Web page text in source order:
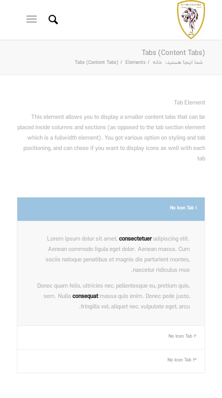
Tabs (Content Tabs)
شما اینجا هستید: خانه /
Elements
/
Tabs (Content Tabs)
Tab Element
This element allows you to display a smaller content tabs that can be
placed inside columns and sections (as opposed to the tab section element
which is a fullwidth element). You got various option on styling and tab
positioning, and can chose if you want to display icons as well with each
tab
No Icon Tab 1
Lorem ipsum dolor sit amet,consectetueradipiscing elit.
Aenean commodo ligula eget dolor. Aenean massa. Cum
sociis natoque penatibus et magnis dis parturient montes,
nascetur ridiculus mus.
Donec quam felis, ultricies nec, pellentesque eu, pretium quis,
sem. Nullaconsequatmassa quis enim. Donec pede justo,
fringilla vel, aliquet nec, vulputate eget, arcu.
No Icon Tab 2
No Icon Tab 3